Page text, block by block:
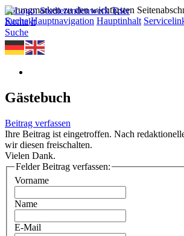
Sprungmarken zu den wichtigsten
Suche Hauptnavigation Hauptinhalt
Kontakt
Suche
Gästebuch
Beitrag verfassen
Ihre Beitrag ist eingetroffen. Nach
wir diesen freischalten.
Vielen Dank.
Felder Beitrag verfassen:
Vorname
Name
E-Mail